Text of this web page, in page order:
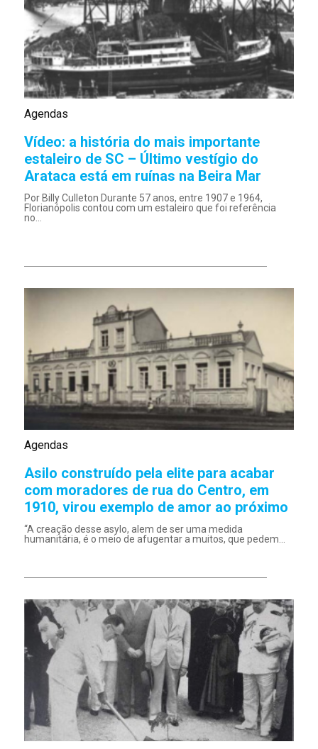
Agendas
Vídeo: a história do mais importante
estaleiro de SC – Último vestígio do
Arataca está em ruínas na Beira Mar
Por Billy Culleton Durante 57 anos, entre 1907 e 1964,
Florianópolis contou com um estaleiro que foi referência
no...
Agendas
Asilo construído pela elite para acabar
com moradores de rua do Centro, em
1910, virou exemplo de amor ao próximo
“A creação desse asylo, alem de ser uma medida
humanitária, é o meio de afugentar a muitos, que pedem...